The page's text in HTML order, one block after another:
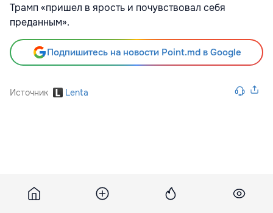
Трамп «пришел в ярость и почувствовал себя
преданным».
Подпишитесь на новости Point.md в Google
Источник Lenta